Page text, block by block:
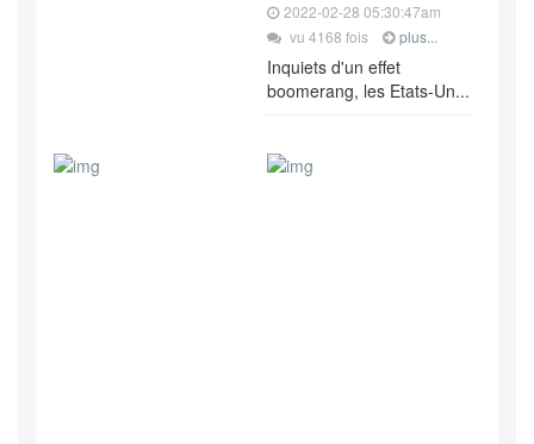
2022-02-28 05:30:47am
vu 4168 fois
plus...
Inquiets d'un effet
boomerang, les Etats-Un...